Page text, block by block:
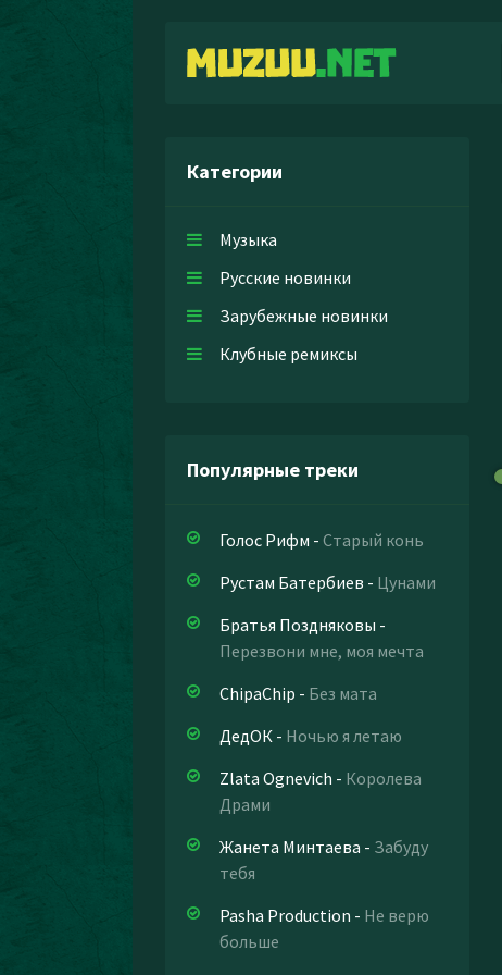
Категории
Музыка
Русские новинки
Зарубежные новинки
Клубные ремиксы
Популярные треки
Голос Рифм - Старый конь
Рустам Батербиев - Цунами
Братья Поздняковы -
Перезвони мне, моя мечта
ChipaChip - Без мата
ДедОК - Ночью я летаю
Zlata Ognevich - Королева
Драми
Жанета Минтаева - Забуду
тебя
Pasha Production - Не верю
больше